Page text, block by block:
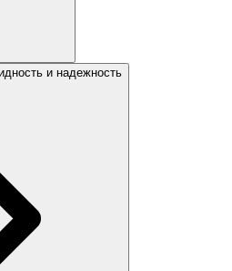
и надежность